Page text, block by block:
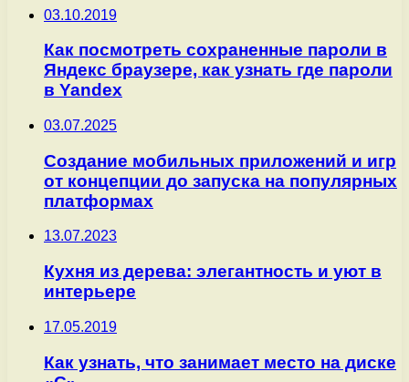
03.10.2019
Как посмотреть сохраненные пароли в
Яндекс браузере, как узнать где пароли
в Yandex
03.07.2025
Создание мобильных приложений и игр
от концепции до запуска на популярных
платформах
13.07.2023
Кухня из дерева: элегантность и уют в
интерьере
17.05.2019
Как узнать, что занимает место на диске